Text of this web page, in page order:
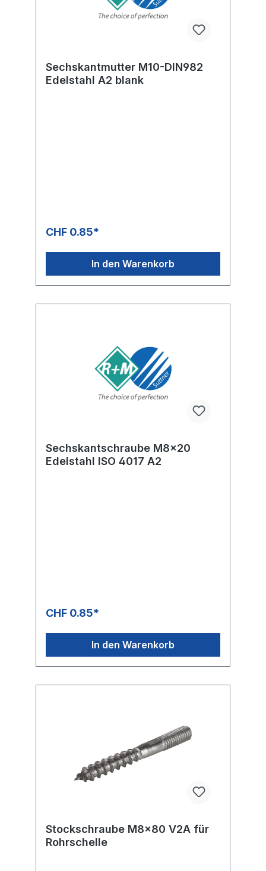
Sechskantmutter M10-DIN982
Edelstahl A2 blank
CHF 0.85*
In den Warenkorb
Sechskantschraube M8x20
Edelstahl ISO 4017 A2
CHF 0.85*
In den Warenkorb
Stockschraube M8x80 V2A für
Rohrschelle